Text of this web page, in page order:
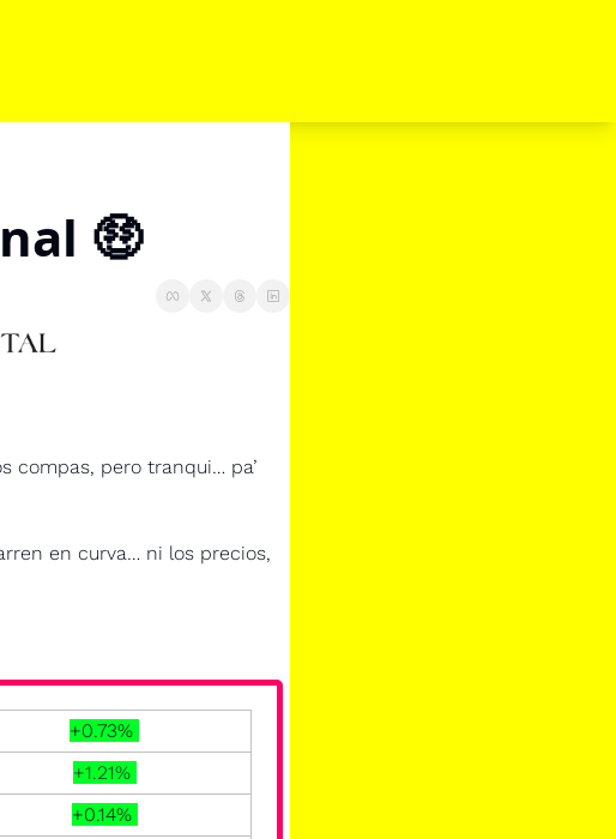
🤑
compas, pero tranqui… pa’
en curva… ni los precios,
+0.73%
+1.21%
+0.14%